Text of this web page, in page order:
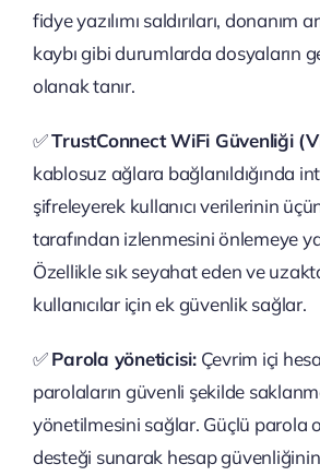
fidye yazılımı saldırıları, donanım
kaybı gibi durumlarda dosyaların
olanak tanır.
✅TrustConnect WiFi Güvenliği
kablosuz ağlara bağlanıldığında
şifreleyerek kullanıcı verilerinin
tarafından izlenmesini önlemeye
Özellikle sık seyahat eden ve
kullanıcılar için ek güvenlik sağlar.
✅Parola yöneticisi:Çevrim içi
parolaların güvenli şekilde
yönetilmesini sağlar. Güçlü parola
desteği sunarak hesap güvenliğinin